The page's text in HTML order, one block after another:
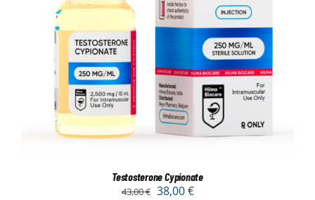
Testosterone Cypionate
43,00€ 38,00€